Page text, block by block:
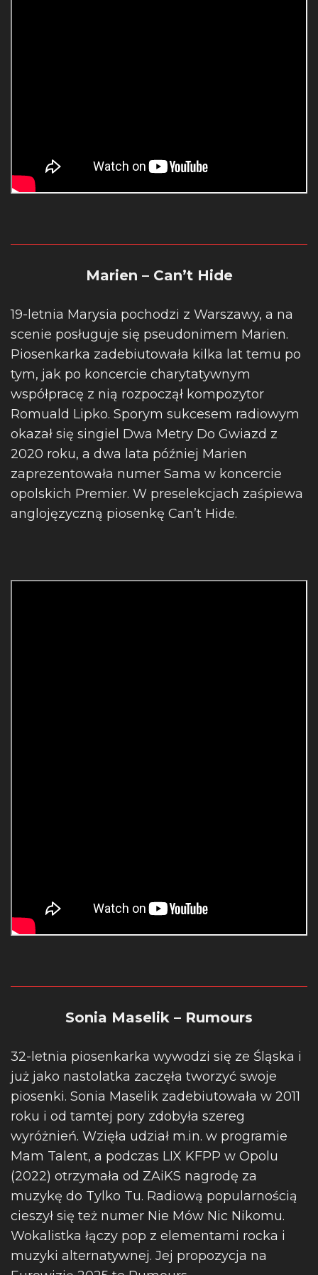
Marien – Can’t Hide
19-letnia Marysia pochodzi z Warszawy, a na
scenie posługuje się pseudonimem Marien.
Piosenkarka zadebiutowała kilka lat temu po
tym, jak po koncercie charytatywnym
współpracę z nią rozpoczął kompozytor
Romuald Lipko. Sporym sukcesem radiowym
okazał się singiel Dwa Metry Do Gwiazd z
2020 roku, a dwa lata później Marien
zaprezentowała numer Sama w koncercie
opolskich Premier. W preselekcjach zaśpiewa
anglojęzyczną piosenkę Can’t Hide.
Sonia Maselik – Rumours
32-letnia piosenkarka wywodzi się ze Śląska i
już jako nastolatka zaczęła tworzyć swoje
piosenki. Sonia Maselik zadebiutowała w 2011
roku i od tamtej pory zdobyła szereg
wyróżnień. Wzięła udział m.in. w programie
Mam Talent, a podczas LIX KFPP w Opolu
(2022) otrzymała od ZAiKS nagrodę za
muzykę do Tylko Tu. Radiową popularnością
cieszył się też numer Nie Mów Nic Nikomu.
Wokalistka łączy pop z elementami rocka i
muzyki alternatywnej. Jej propozycja na